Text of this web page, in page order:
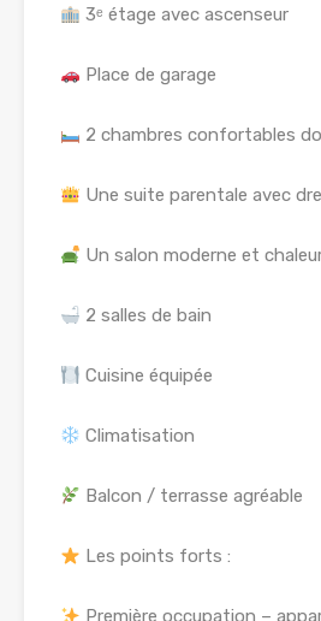
3ᵉ étage avec ascenseur
Place de garage
2 chambres confortables
Une suite parentale avec
Un salon moderne et
2 salles de bain
Cuisine équipée
Climatisation
Balcon / terrasse agréable
Les points forts :
Première occupation –